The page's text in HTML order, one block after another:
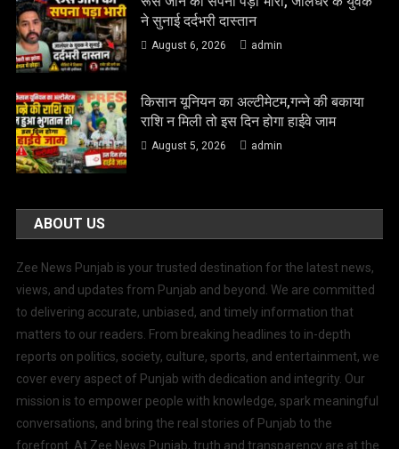
ने सुनाई दर्दभरी दास्तान
August 6, 2026 admin
किसान यूनियन का अल्टीमेटम,गन्ने की बकाया
राशि न मिली तो इस दिन होगा हाईवे जाम
August 5, 2026 admin
ABOUT US
Zee News Punjab is your trusted destination for the latest news,
views, and updates from Punjab and beyond. We are committed
to delivering accurate, unbiased, and timely information that
matters to our readers. From breaking headlines to in-depth
reports on politics, society, culture, sports, and entertainment, we
cover every aspect of Punjab with dedication and integrity. Our
mission is to empower people with knowledge, spark meaningful
conversations, and bring the real stories of Punjab to the
forefront. At Zee News Punjab, truth and transparency are at the